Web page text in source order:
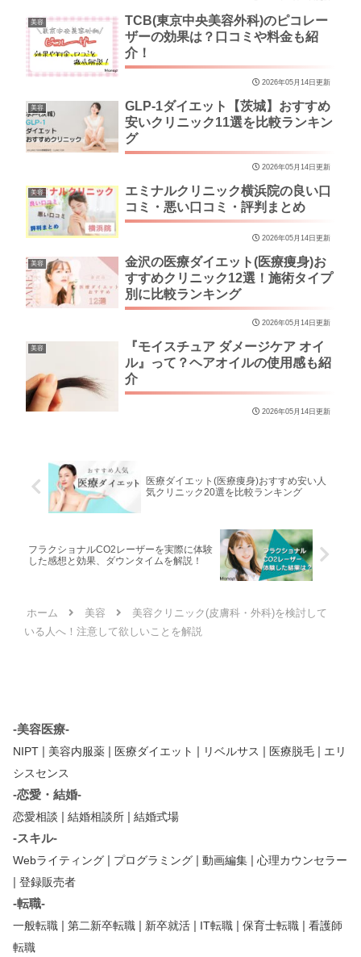
美容
TCB(東京中央美容外科)のピコレー
ザーの効果は？口コミや料金も紹
介！
2026年05月14日更新
美容
GLP-1ダイエット【茨城】おすすめ
安いクリニック11選を比較ランキン
グ
2026年05月14日更新
美容
エミナルクリニック横浜院の良い口
コミ・悪い口コミ・評判まとめ
2026年05月14日更新
美容
金沢の医療ダイエット(医療痩身)お
すすめクリニック12選！施術タイプ
別に比較ランキング
2026年05月14日更新
美容
『モイスチュア ダメージケア オイ
ル』って？ヘアオイルの使用感も紹
介
2026年05月14日更新
医療ダイエット(医療痩身)おすすめ安い人
気クリニック20選を比較ランキング
フラクショナルCO2レーザーを実際に体験
した感想と効果、ダウンタイムを解説！
ホーム 美容
美容クリニック(皮膚科・外科)を検討して
いる人へ！注意して欲しいことを解説
-美容医療-
NIPT | 美容内服薬 | 医療ダイエット | リベルサス | 医療脱毛 | エリ
シスセンス
-恋愛・結婚-
恋愛相談 | 結婚相談所 | 結婚式場
-スキル-
Webライティング | プログラミング | 動画編集 | 心理カウンセラー
| 登録販売者
-転職-
一般転職 | 第二新卒転職 | 新卒就活 | IT転職 | 保育士転職 | 看護師
転職